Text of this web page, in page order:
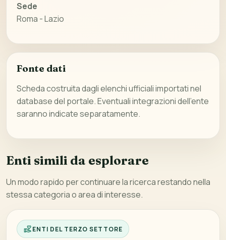
Sede
Roma - Lazio
Fonte dati
Scheda costruita dagli elenchi ufficiali importati nel
database del portale. Eventuali integrazioni dell’ente
saranno indicate separatamente.
Enti simili da esplorare
Un modo rapido per continuare la ricerca restando nella
stessa categoria o area di interesse.
ENTI DEL TERZO SETTORE